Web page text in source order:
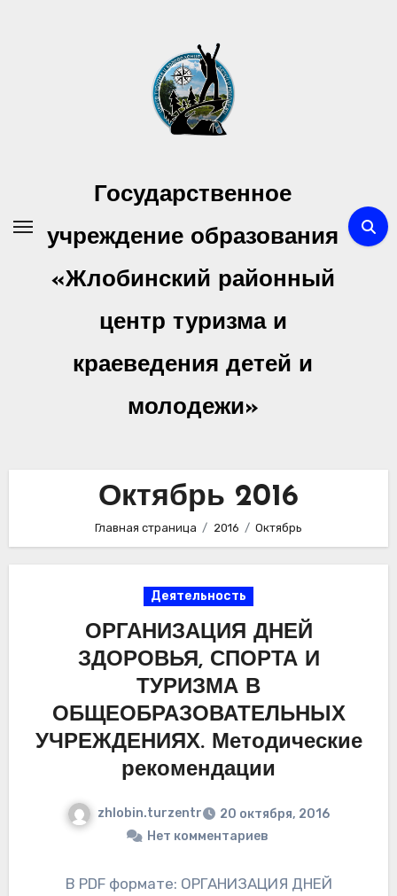
Государственное
учреждение образования
«Жлобинский районный
центр туризма и
краеведения детей и
молодежи»
Октябрь 2016
Главная страница 2016 Октябрь
Деятельность
ОРГАНИЗАЦИЯ ДНЕЙ
ЗДОРОВЬЯ, СПОРТА И
ТУРИЗМА В
ОБЩЕОБРАЗОВАТЕЛЬНЫХ
УЧРЕЖДЕНИЯХ. Методические
рекомендации
zhlobin.turzentr
20 октября, 2016
Нет комментариев
В PDF формате: ОРГАНИЗАЦИЯ ДНЕЙ